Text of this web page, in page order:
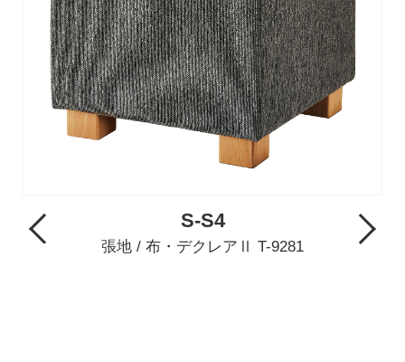
Previous S-S4
張地 / 布・デクレアⅡ T-9281
Next